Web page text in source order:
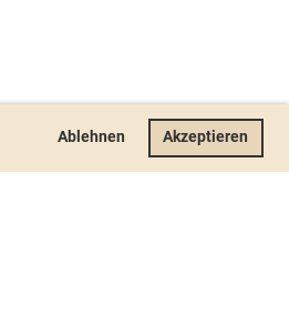
Ablehnen Akzeptieren